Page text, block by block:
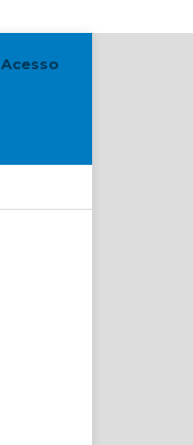
Acesso